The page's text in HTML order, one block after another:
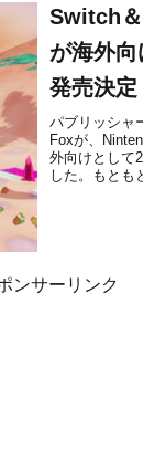
Switch
が海外
発売決定
パブリッシャ
Foxが、
外向けとして
した。もとも
ンサーリンク